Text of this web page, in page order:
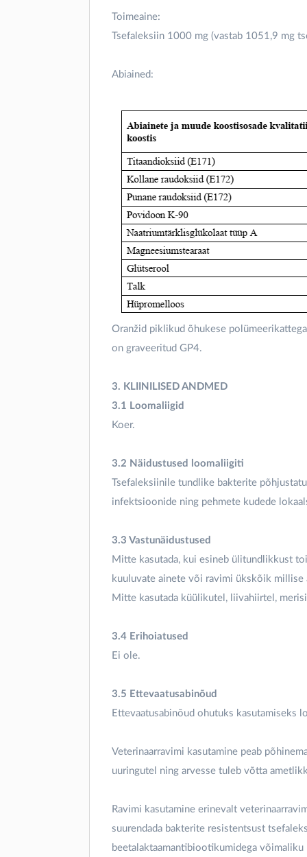
Toimeaine:
Tsefaleksiin 1000 mg (vastab 1051,9 mg
Abiained:
Oranžid piklikud õhukese
on graveeritud GP4.
3. KLIINILISED ANDMED
3.1 Loomaliigid
Koer.
3.2 Näidustused loomaliigiti
Tsefaleksiinile tundlike bakterite
infektsioonide ning pehmete kudede
3.3 Vastunäidustused
Mitte kasutada, kui esineb ülitundlikkust
kuuluvate ainete või ravimi ükskõik millise
Mitte kasutada küülikutel, liivahiirtel,
3.4 Erihoiatused
Ei ole.
3.5 Ettevaatusabinõud
Ettevaatusabinõud ohutuks kasutamiseks
Veterinaarravimi kasutamine peab
uuringutel ning arvesse tuleb võtta
Ravimi kasutamine erinevalt
suurendada bakterite resistentsust
beetalaktaamantibiootikumidega